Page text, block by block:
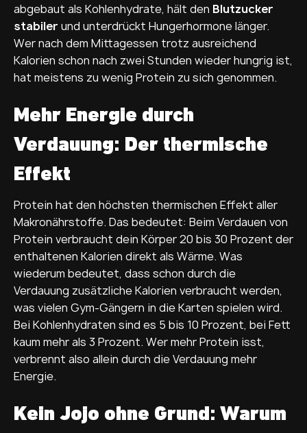
abgebaut als Kohlenhydrate, hält den Blutzucker
stabiler und unterdrückt Hungerhormone länger.
Wer nach dem Mittagessen trotz ausreichend
Kalorien schon nach zwei Stunden wieder hungrig ist,
hat meistens zu wenig Protein zu sich genommen.
Mehr Energie durch
Verdauung: Der thermische
Effekt
Protein hat den höchsten thermischen Effekt aller
Makronährstoffe. Das bedeutet: Beim Verdauen von
Protein verbraucht dein Körper 20 bis 30 Prozent der
enthaltenen Kalorien direkt als Wärme. Was
wiederum bedeutet, dass schon durch die
Verdauung zusätzliche Kalorien verbraucht werden,
was vielen Gym-Gängern in die Karten spielen wird.
Bei Kohlenhydraten sind es 5 bis 10 Prozent, bei Fett
kaum mehr als 3 Prozent. Wer mehr Protein isst,
verbrennt also allein durch die Verdauung mehr
Energie.
Kein Jojo ohne Grund: Warum